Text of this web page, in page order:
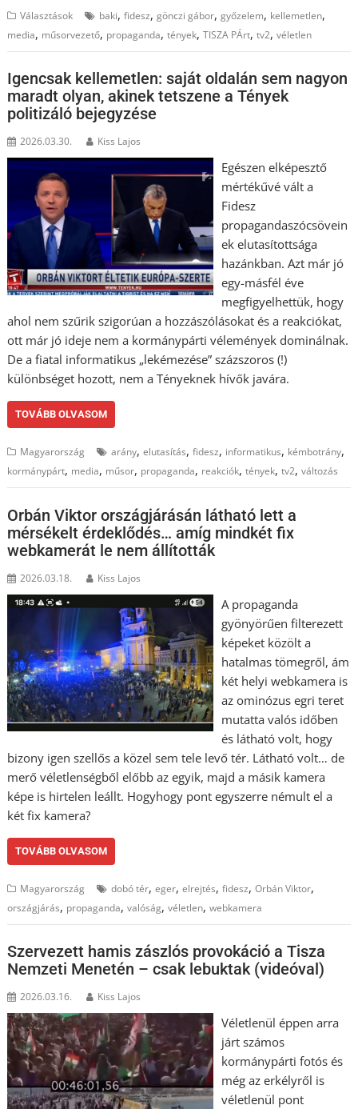
Választások baki,fidesz,gönczi gábor,győzelem, kellemetlen,
media, műsorvezető, propaganda,tények,TISZA PÁrt,tv2,véletlen
Igencsak kellemetlen: saját oldalán sem nagyon
maradt olyan, akinek tetszene a Tények
politizáló bejegyzése
2026.03.30. Kiss Lajos
Egészen elképesztő
mértékűvé vált a
Fidesz
propagandaszócsövein
ek elutasítottsága
hazánkban. Azt már jó
egy-másfél éve
megfigyelhettük, hogy
ahol nem szűrik szigorúan a hozzászólásokat és a reakciókat,
ott már jó ideje nem a kormánypárti vélemények dominálnak.
De a fiatal informatikus „lekémezése” százszoros (!)
különbséget hozott, nem a Tényeknek hívők javára.
TOVÁBB OLVASOM
Magyarország arány,elutasítás,fidesz, informatikus, kémbotrány,
kormánypárt, media, műsor, propaganda, reakciók,tények,tv2,változás
Orbán Viktor országjárásán látható lett a
mérsékelt érdeklődés… amíg mindkét fix
webkamerát le nem állították
2026.03.18. Kiss Lajos
A propaganda
gyönyörűen filterezett
képeket közölt a
hatalmas tömegről, ám
két helyi webkamera is
az ominózus egri teret
mutatta valós időben
és látható volt, hogy
bizony igen szellős a közel sem tele levő tér. Látható volt… de
merő véletlenségből előbb az egyik, majd a másik kamera
képe is hirtelen leállt. Hogyhogy pont egyszerre némult el a
két fix kamera?
TOVÁBB OLVASOM
Magyarország dobó tér,eger,elrejtés,fidesz,Orbán Viktor,
országjárás, propaganda,valóság,véletlen,webkamera
Szervezett hamis zászlós provokáció a Tisza
Nemzeti Menetén – csak lebuktak (videóval)
2026.03.16. Kiss Lajos
Véletlenül éppen arra
járt számos
kormánypárti fotós és
még az erkélyről is
véletlenül pont